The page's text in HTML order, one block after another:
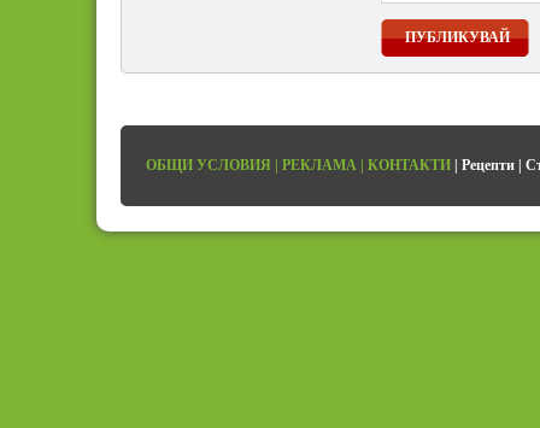
ПУБЛИКУВАЙ
ОБЩИ УСЛОВИЯ | РЕКЛАМА | КОНТАКТИ | Рецепти |